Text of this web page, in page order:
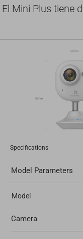
El Mini Plus tiene
Specifications
Model Parameters
Model
Camera